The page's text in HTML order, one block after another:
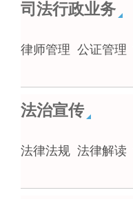
司法行政业务
律师管理 公证管理
法治宣传
法律法规 法律解读